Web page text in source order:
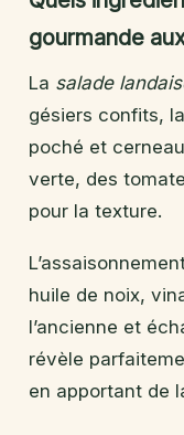
gourmande
La salade
gésiers confits,
poché et
verte, des
pour la texture.
huile de noix,
l’ancienne et
révèle
en apportant de